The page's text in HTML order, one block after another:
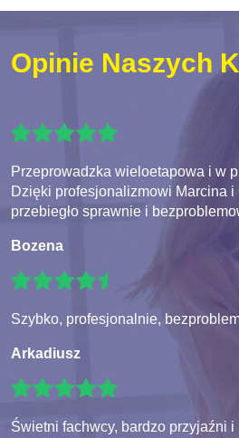
Opinie Naszych
Przeprowadzka wieloetapowa i w
Dzięki profesjonalizmowi Marcina i
przebiegło sprawnie i
Bozena
Szybko, profesjonalnie,
Arkadiusz
Świetni fachwcy, bardzo przyjaźni